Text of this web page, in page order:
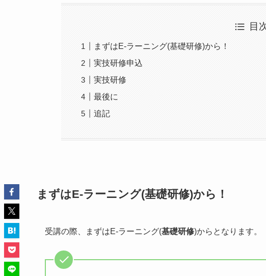
目
まずはE-ラーニング(基礎研修)から！
実技研修申込
実技研修
最後に
追記
まずはE-ラーニング(基礎研修)から！
受講の際、まずはE-ラーニング(基礎研修)からとなります。